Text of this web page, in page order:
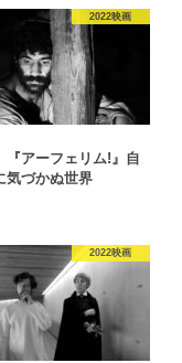
2022映画
『アーフェリム!』自
気づかぬ世界
2022映画